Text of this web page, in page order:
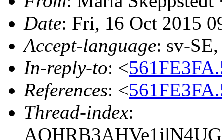
Date: Fri, 16 Oct 2015
Accept-language: sv-
In-reply-to: <
References: <
Thread-index: